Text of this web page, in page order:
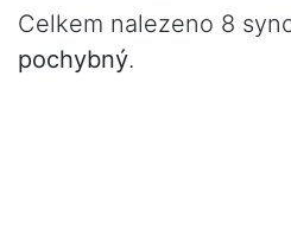
Celkem nalezeno 8
pochybný.